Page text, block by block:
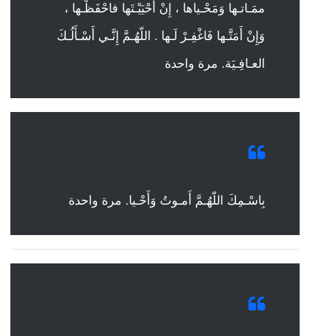
ممَـاتـها وَمَحْـياها ، إِنْ أَحْيَيْـتَها فاحْفَظْـها ،
وَإِنْ أَمَتَّـها فَاغْفِـرْ لَـها . اللّهُـمَّ إِنَّـي أَسْـأَلُـكَ
العـافِـيَة. مرة واحدة
بِاسْـمِكَ اللّهُـمَّ أَمـوتُ وَأَحْـيا. مرة واحدة